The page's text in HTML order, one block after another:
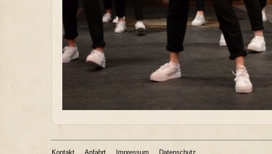
Kontakt Anfahrt Impressum Datenschutz